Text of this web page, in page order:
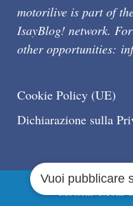
motorilive is part of
IsayBlog! network.
other opportunities:
Cookie Policy (UE)
Dichiarazione sulla
Motorilive.com
Vuoi pubblicare